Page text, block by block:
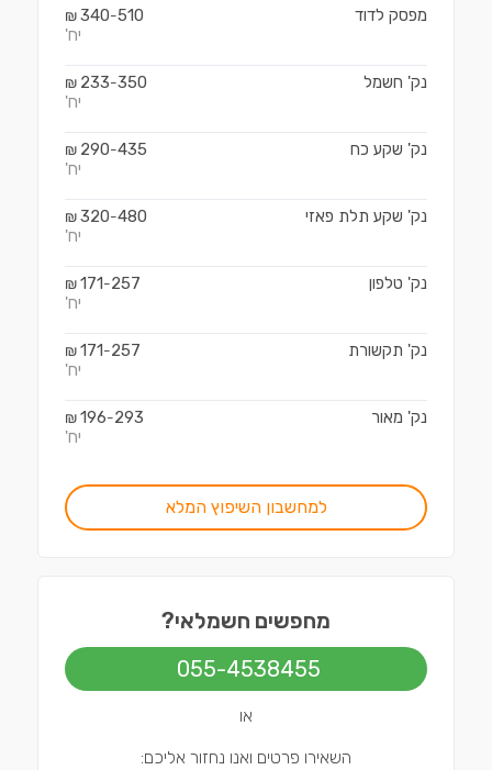
מפסק לדוד 340-510
₪
יח'
נק' חשמל 233-350
₪
יח'
נק' שקע כח 290-435
₪
יח'
נק' שקע תלת פאזי 320-480
₪
יח'
נק' טלפון 171-257
₪
יח'
נק' תקשורת 171-257
₪
יח'
נק' מאור 196-293
₪
יח'
למחשבון השיפוץ המלא
מחפשים חשמלאי?
055-4538455
או
השאירו פרטים ואנו נחזור אליכם: